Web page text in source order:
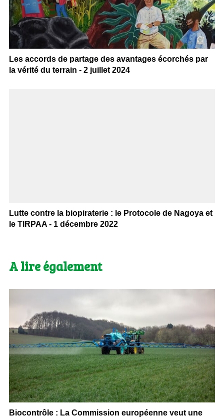
Les accords de partage des avantages écorchés par
la vérité du terrain - 2 juillet 2024
Lutte contre la biopiraterie : le Protocole de Nagoya et
le TIRPAA - 1 décembre 2022
A lire également
Biocontrôle : La Commission européenne veut une